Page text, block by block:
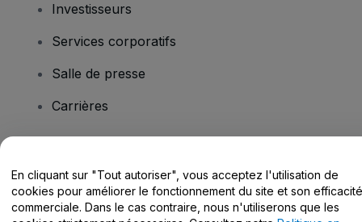
Investisseurs
Services corporatifs
Salle de presse
Carrières
Centre d'assistance / Nous contacter
En cliquant sur "Tout autoriser", vous acceptez l'utilisation de
cookies pour améliorer le fonctionnement du site et son efficacité
commerciale. Dans le cas contraire, nous n'utiliserons que les